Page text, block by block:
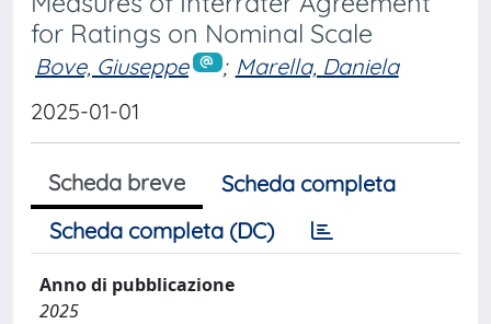
for Ratings on Nominal Scale
Bove, Giuseppe ; Marella, Daniela
2025-01-01
Scheda breve
Scheda completa
Scheda completa (DC)
Anno di pubblicazione
2025